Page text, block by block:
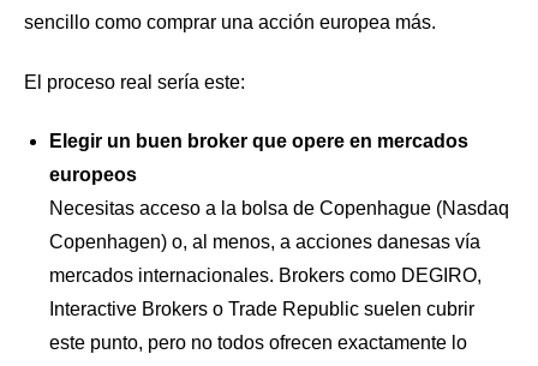
sencillo como comprar una acción europea más.
El proceso real sería este:
Elegir un buen broker que opere en mercados
europeos
Necesitas acceso a la bolsa de Copenhague (Nasdaq
Copenhagen) o, al menos, a acciones danesas vía
mercados internacionales. Brokers como DEGIRO,
Interactive Brokers o Trade Republic suelen cubrir
este punto, pero no todos ofrecen exactamente lo